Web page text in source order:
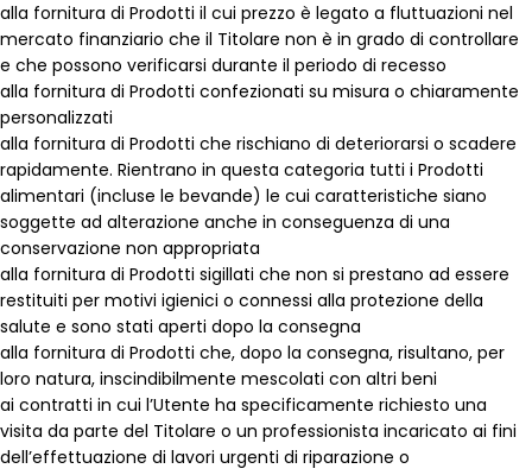
alla fornitura di Prodotti il cui prezzo è legato a fluttuazioni nel
mercato finanziario che il Titolare non è in grado di controllare
e che possono verificarsi durante il periodo di recesso
alla fornitura di Prodotti confezionati su misura o chiaramente
personalizzati
alla fornitura di Prodotti che rischiano di deteriorarsi o scadere
rapidamente. Rientrano in questa categoria tutti i Prodotti
alimentari (incluse le bevande) le cui caratteristiche siano
soggette ad alterazione anche in conseguenza di una
conservazione non appropriata
alla fornitura di Prodotti sigillati che non si prestano ad essere
restituiti per motivi igienici o connessi alla protezione della
salute e sono stati aperti dopo la consegna
alla fornitura di Prodotti che, dopo la consegna, risultano, per
loro natura, inscindibilmente mescolati con altri beni
ai contratti in cui l’Utente ha specificamente richiesto una
visita da parte del Titolare o un professionista incaricato ai fini
dell’effettuazione di lavori urgenti di riparazione o